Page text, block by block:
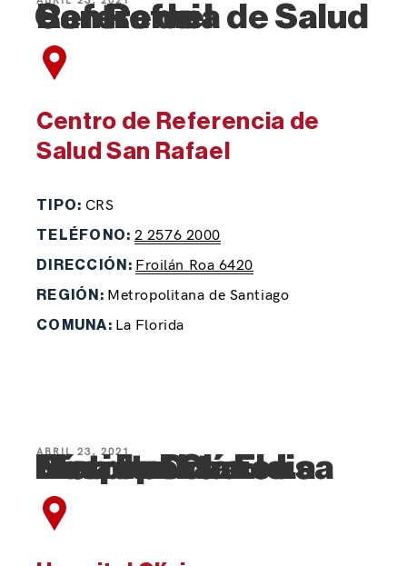
Centro de Referencia de Salud San Rafael
Centro de Referencia de
Salud San Rafael
TIPO: CRS
TELÉFONO: 2 2576 2000
DIRECCIÓN: Froilán Roa 6420
REGIÓN: Metropolitana de Santiago
COMUNA: La Florida
ABRIL 23, 2021
Hospital Clínico Metropolitano La Florida Dra. Eloisa Díaz Inzunza